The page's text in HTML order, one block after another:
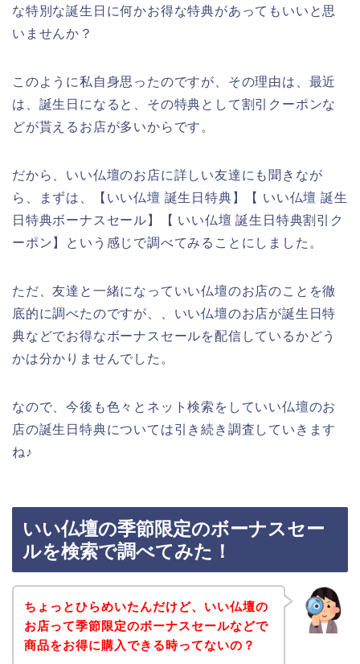
な特別な誕生日に何かお得な特典があってもいいと思
いませんか？
このように私自身思ったのですが、その理由は、最近
は、誕生日になると、その特典として割引クーポンな
どが貰えるお店が多いからです。
だから、いい仏壇のお店に詳しい友達にも聞きなが
ら、まずは、【いい仏壇 誕生日特典】【 いい仏壇 誕生
日特典ボーナスセール】【 いい仏壇 誕生日特典割引ク
ーポン】という感じで調べてみることにしました。
ただ、友達と一緒になっていい仏壇のお店のことを徹
底的に調べたのですが、、いい仏壇のお店が誕生日特
典などでお得なボーナスセールを配信しているかどう
かは分かりませんでした。
なので、今後も色々とネット検索をしていい仏壇のお
店の誕生日特典については引き続き調査していきます
ね♪
いい仏壇の季節限定のボーナスセー
ルを検索で調べてみた！
ちょっとひらめいたんだけど、いい仏壇の
お店って季節限定のボーナスセールなどで
商品をお得に購入できる時ってないの？